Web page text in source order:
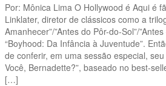
Por: Mônica Lima O Hollywood é Aqui é
Linklater, diretor de clássicos como a
Amanhecer”/”Antes do Pôr-do-Sol”/
“Boyhood: Da Infância à Juventude”.
de conferir, em uma sessão especial,
Você, Bernadette?”, baseado no best-
[…]